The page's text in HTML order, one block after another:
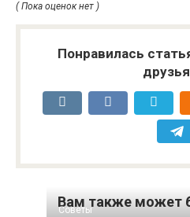
( Пока оценок нет )
Понравилась
Вам также может
Советы